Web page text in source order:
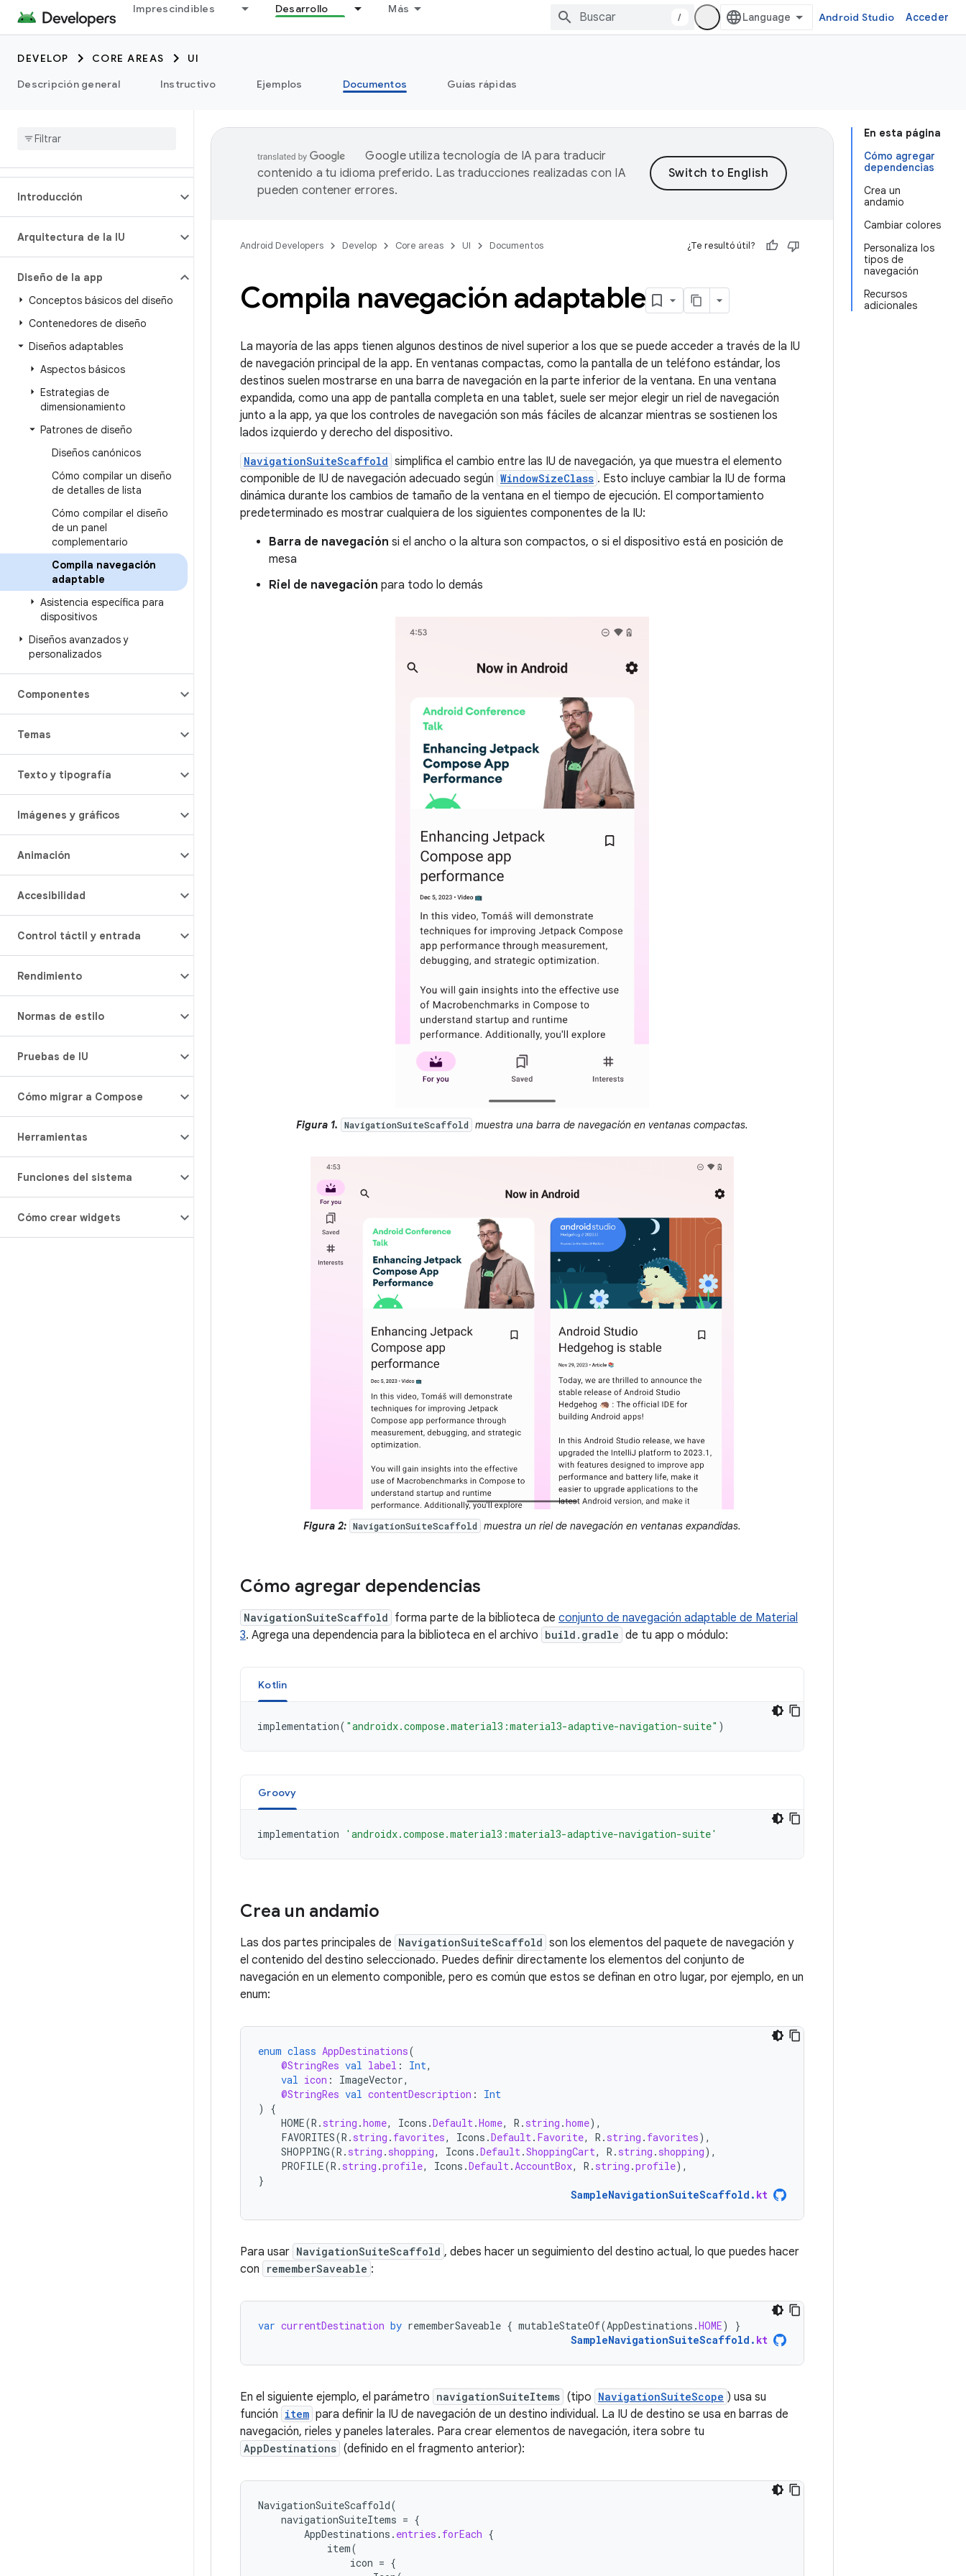
Imprescindibles Desarrollo Más
/ Android Studio Acceder
DEVELOP CORE AREAS
UI
Descripción general
Instructivo Ejemplos Documentos Guías rápidas
Introducción
Arquitectura de la IU
Diseño de la app
Conceptos básicos del diseño
Contenedores de diseño
Diseños adaptables
Aspectos básicos
Estrategias de
dimensionamiento
Patrones de diseño
Diseños canónicos
Cómo compilar un diseño
de detalles de lista
Cómo compilar el diseño
de un panel
complementario
Compila navegación
adaptable
Asistencia específica para
dispositivos
Diseños avanzados y
personalizados
Componentes
Temas
Texto y tipografía
Imágenes y gráficos
Animación
Accesibilidad
Control táctil y entrada
Rendimiento
Normas de estilo
Pruebas de IU
Cómo migrar a Compose
Herramientas
Funciones del sistema
Cómo crear widgets
En esta página
Cómo agregar
dependencias
Crea un
andamio
Cambiar colores
Personaliza los
tipos de
navegación
Recursos
adicionales
Google utiliza tecnología de IA para traducir
contenido a tu idioma preferido. Las traducciones realizadas con IA
pueden contener errores.
Android Developers Develop Core areas UI Documentos ¿Te resultó útil?
Compila navegación adaptable
La mayoría de las apps tienen algunos destinos de nivel superior a los que se puede acceder a través de la IU
de navegación principal de la app. En ventanas compactas, como la pantalla de un teléfono estándar, los
destinos suelen mostrarse en una barra de navegación en la parte inferior de la ventana. En una ventana
expandida, como una app de pantalla completa en una tablet, suele ser mejor elegir un riel de navegación
junto a la app, ya que los controles de navegación son más fáciles de alcanzar mientras se sostienen los
lados izquierdo y derecho del dispositivo.
NavigationSuiteScaffold simplifica el cambio entre las IU de navegación, ya que muestra el elemento
componible de IU de navegación adecuado según WindowSizeClass . Esto incluye cambiar la IU de forma
dinámica durante los cambios de tamaño de la ventana en el tiempo de ejecución. El comportamiento
predeterminado es mostrar cualquiera de los siguientes componentes de la IU:
Barra de navegación si el ancho o la altura son compactos, o si el dispositivo está en posición de
mesa
Riel de navegación para todo lo demás
Figura 1. NavigationSuiteScaffold muestra una barra de navegación en ventanas compactas.
Figura 2: NavigationSuiteScaffold muestra un riel de navegación en ventanas expandidas.
Cómo agregar dependencias
NavigationSuiteScaffold forma parte de la biblioteca de conjunto de navegación adaptable de Material
3. Agrega una dependencia para la biblioteca en el archivo build.gradle de tu app o módulo:
Kotlin
implementation( "androidx.compose.material3:material3-adaptive-navigation-suite" )
Groovy
implementation 'androidx.compose.material3:material3-adaptive-navigation-suite'
Crea un andamio
Las dos partes principales de NavigationSuiteScaffold son los elementos del paquete de navegación y
el contenido del destino seleccionado. Puedes definir directamente los elementos del conjunto de
navegación en un elemento componible, pero es común que estos se definan en otro lugar, por ejemplo, en un
enum:
enum class AppDestinations(
@StringRes val label : Int,
val icon : ImageVector,
@StringRes val contentDescription :
Int
)
{
HOME(R . string .home, Icons .Default.Home, R . string .home),
FAVORITES(R . string . favorites, Icons .Default. Favorite, R . string . favorites),
SHOPPING(R . string . shopping, Icons .Default.ShoppingCart, R . string . shopping),
PROFILE(R . string .profile, Icons .Default.AccountBox, R . string .profile),
}
SampleNavigationSuiteScaffold . kt
Para usar NavigationSuiteScaffold , debes hacer un seguimiento del destino actual, lo que puedes hacer
con
rememberSaveable :
var currentDestination by rememberSaveable { mutableStateOf(AppDestinations .HOME)
}
SampleNavigationSuiteScaffold . kt
En el siguiente ejemplo, el parámetro navigationSuiteItems (tipo NavigationSuiteScope ) usa su
función item para definir la IU de navegación de un destino individual. La IU de destino se usa en barras de
navegación, rieles y paneles laterales. Para crear elementos de navegación, itera sobre tu
AppDestinations (definido en el fragmento anterior):
NavigationSuiteScaffold(
navigationSuiteItems = {
AppDestinations . entries . forEach {
item(
icon = {